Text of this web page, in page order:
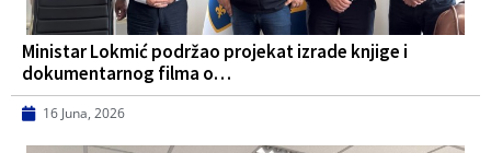
Ministar Lokmić podržao projekat izrade knjige i
dokumentarnog filma o…
16 Juna, 2026